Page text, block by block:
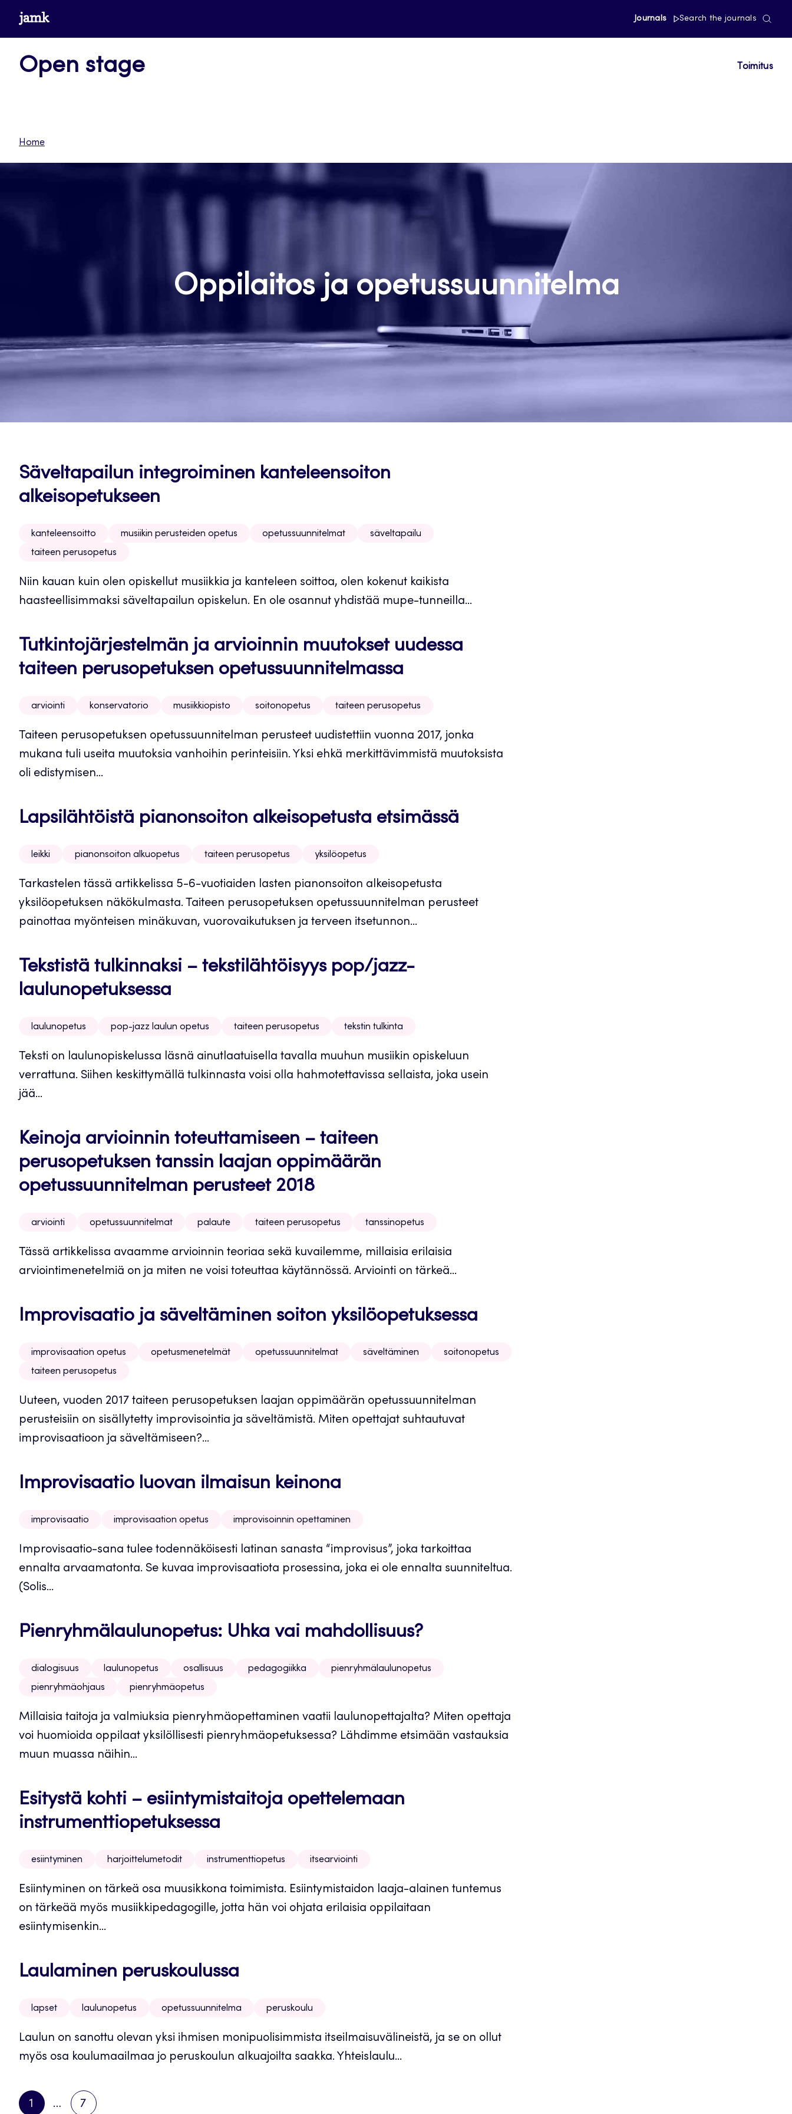
Siirrywww.jamk.fi Journals Search the journals
Open stage Toimitus
Home
Oppilaitos ja opetussuunnitelma
Säveltapailun integroiminen kanteleensoiton
alkeisopetukseen
kanteleensoitto musiikin perusteiden opetus opetussuunnitelmat
säveltapailu
taiteen perusopetus
Niin kauan kuin olen opiskellut musiikkia ja kanteleen soittoa, olen kokenut kaikista
haasteellisimmaksi säveltapailun opiskelun. En ole osannut yhdistää mupe-tunneilla...
Tutkintojärjestelmän ja arvioinnin muutokset uudessa
taiteen perusopetuksen opetussuunnitelmassa
arviointi konservatorio musiikkiopisto soitonopetus taiteen perusopetus
Taiteen perusopetuksen opetussuunnitelman perusteet uudistettiin vuonna 2017, jonka
mukana tuli useita muutoksia vanhoihin perinteisiin. Yksi ehkä merkittävimmistä muutoksista
oli edistymisen...
Lapsilähtöistä pianonsoiton alkeisopetusta etsimässä
leikki pianonsoiton alkuopetus taiteen perusopetus yksilöopetus
Tarkastelen tässä artikkelissa 5-6-vuotiaiden lasten pianonsoiton alkeisopetusta
yksilöopetuksen näkökulmasta. Taiteen perusopetuksen opetussuunnitelman perusteet
painottaa myönteisen minäkuvan, vuorovaikutuksen ja terveen itsetunnon...
Tekstistä tulkinnaksi – tekstilähtöisyys pop/jazz-
laulunopetuksessa
laulunopetus pop-jazz laulun opetus taiteen perusopetus tekstin tulkinta
Teksti on laulunopiskelussa läsnä ainutlaatuisella tavalla muuhun musiikin opiskeluun
verrattuna. Siihen keskittymällä tulkinnasta voisi olla hahmotettavissa sellaista, joka usein
jää...
Keinoja arvioinnin toteuttamiseen – taiteen
perusopetuksen tanssin laajan oppimäärän
opetussuunnitelman perusteet 2018
arviointi opetussuunnitelmat palaute taiteen perusopetus tanssinopetus
Tässä artikkelissa avaamme arvioinnin teoriaa sekä kuvailemme, millaisia erilaisia
arviointimenetelmiä on ja miten ne voisi toteuttaa käytännössä. Arviointi on tärkeä...
Improvisaatio ja säveltäminen soiton yksilöopetuksessa
improvisaation opetus opetusmenetelmät opetussuunnitelmat säveltäminen
soitonopetus
taiteen perusopetus
Uuteen, vuoden 2017 taiteen perusopetuksen laajan oppimäärän opetussuunnitelman
perusteisiin on sisällytetty improvisointia ja säveltämistä. Miten opettajat suhtautuvat
improvisaatioon ja säveltämiseen?...
Improvisaatio luovan ilmaisun keinona
improvisaatio improvisaation opetus improvisoinnin opettaminen
Improvisaatio-sana tulee todennäköisesti latinan sanasta “improvisus”, joka tarkoittaa
ennalta arvaamatonta. Se kuvaa improvisaatiota prosessina, joka ei ole ennalta suunniteltua.
(Solis...
Pienryhmälaulunopetus: Uhka vai mahdollisuus?
dialogisuus laulunopetus osallisuus pedagogiikka
pienryhmälaulunopetus
pienryhmäohjaus
pienryhmäopetus
Millaisia taitoja ja valmiuksia pienryhmäopettaminen vaatii laulunopettajalta? Miten opettaja
voi huomioida oppilaat yksilöllisesti pienryhmäopetuksessa? Lähdimme etsimään vastauksia
muun muassa näihin...
Esitystä kohti – esiintymistaitoja opettelemaan
instrumenttiopetuksessa
esiintyminen harjoittelumetodit instrumenttiopetus itsearviointi
Esiintyminen on tärkeä osa muusikkona toimimista. Esiintymistaidon laaja-alainen tuntemus
on tärkeää myös musiikkipedagogille, jotta hän voi ohjata erilaisia oppilaitaan
esiintymisenkin...
Laulaminen peruskoulussa
lapset laulunopetus opetussuunnitelma peruskoulu
Laulun on sanottu olevan yksi ihmisen monipuolisimmista itseilmaisuvälineistä, ja se on ollut
myös osa koulumaailmaa jo peruskoulun alkuajoilta saakka. Yhteislaulu...
1 … 7